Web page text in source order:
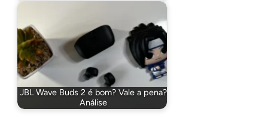
JBL Wave Buds 2 é bom? Vale a pena?
Análise